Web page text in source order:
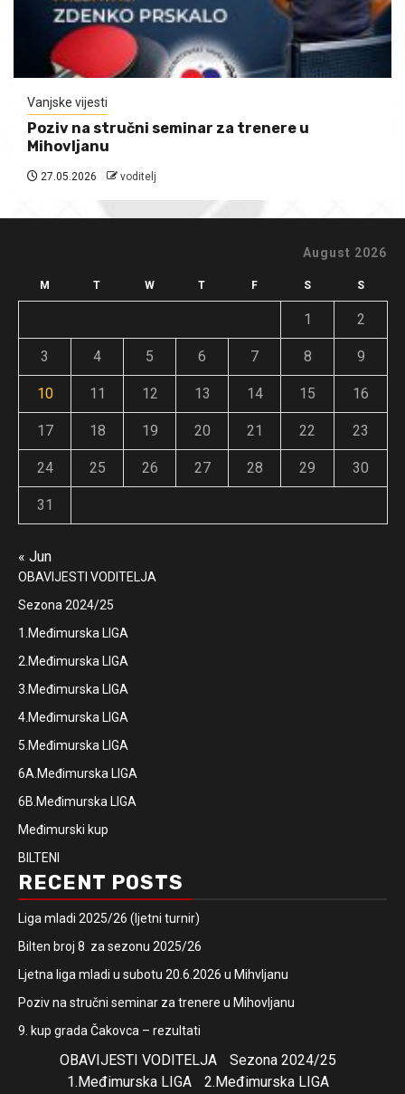
Vanjske vijesti
Poziv na stručni seminar za trenere u
Mihovljanu
27.05.2026 voditelj
August 2026
M T W T F S S
1 2
3 4 5 6 7 8 9
10 11 12 13 14 15 16
17 18 19 20 21 22 23
24 25 26 27 28 29 30
31
« Jun
OBAVIJESTI VODITELJA
Sezona 2024/25
1.Međimurska LIGA
2.Međimurska LIGA
3.Međimurska LIGA
4.Međimurska LIGA
5.Međimurska LIGA
6A.Međimurska LIGA
6B.Međimurska LIGA
Međimurski kup
BILTENI
RECENT POSTS
Liga mladi 2025/26 (ljetni turnir)
Bilten broj 8 za sezonu 2025/26
Ljetna liga mladi u subotu 20.6.2026 u Mihvljanu
Poziv na stručni seminar za trenere u Mihovljanu
9. kup grada Čakovca – rezultati
OBAVIJESTI VODITELJA
Sezona 2024/25
1.Međimurska LIGA
2.Međimurska LIGA